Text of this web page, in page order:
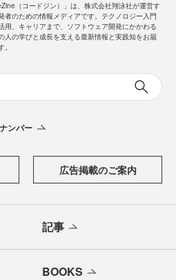
（コードジン）」は、株式会社翔泳社が運営す
者のための情報メディアです。テクノロジー入門
用、キャリアまで、ソフトウェア開発にかかわる
人の学びと成長を支える最新情報と実践知をお届
ンバー
広告掲載のご案内
記事
BOOKS